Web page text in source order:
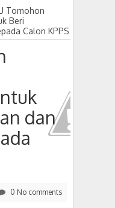
MONO PIMPIN DPRD
Tomohon
Beri
Calon KPPS
dan
0 No comments